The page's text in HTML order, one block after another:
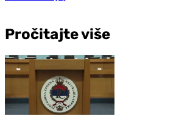
Pročitajte više